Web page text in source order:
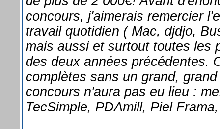
concours, j'aimerais remercier
travail quotidien ( Mac, djdjo,
mais aussi et surtout toutes les
des deux années précédentes.
complètes sans un grand,
concours n'aura pas eu lieu :
TecSimple, PDAmill, Piel